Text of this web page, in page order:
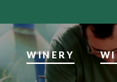
WINERY